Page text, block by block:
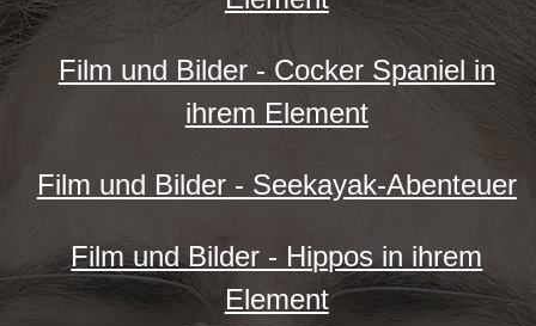
Film und Bilder - Cocker Spaniel in
ihrem Element
Film und Bilder - Seekayak-Abenteuer
Film und Bilder - Hippos in ihrem
Element